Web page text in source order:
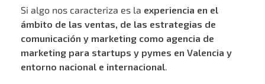
Si algo nos caracteriza es la experiencia en el
ámbito de las ventas, de las estrategias de
comunicación y marketing como agencia de
marketing para startups y pymes en Valencia y
entorno nacional e internacional.